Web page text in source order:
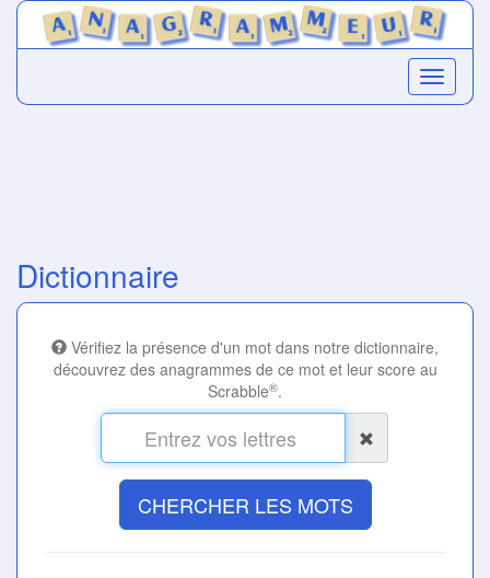
Dictionnaire
Vérifiez la présence d'un mot dans notre dictionnaire,
découvrez des anagrammes de ce mot et leur score au
Scrabble®.
CHERCHER LES MOTS